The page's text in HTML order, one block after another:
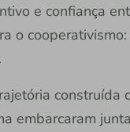
e confiança
o
construída
embarcaram